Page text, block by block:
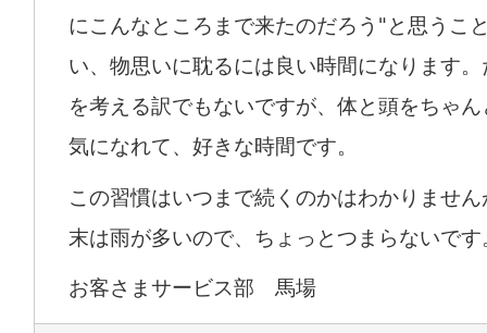
にこんなところまで来たのだろう"と思うこ
い、物思いに耽るには良い時間になります
を考える訳でもないですが、体と頭をちゃ
気になれて、好きな時間です。
この習慣はいつまで続くのかはわかりませ
末は雨が多いので、ちょっとつまらないです
お客さまサービス部 馬場